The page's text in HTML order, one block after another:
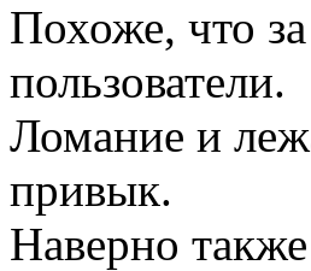
Похоже, что
пользователи.
Ломание и
привык.
Наверно